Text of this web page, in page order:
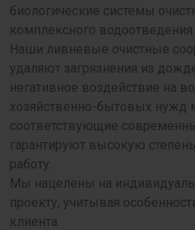
биологические системы
комплексного водоотведения.
Наши ливневые очистные
удаляют загрязнения из
негативное воздействие на
хозяйственно-бытовых нужд
соответствующие
гарантируют высокую
работу.
Мы нацелены на
проекту, учитывая
клиента.